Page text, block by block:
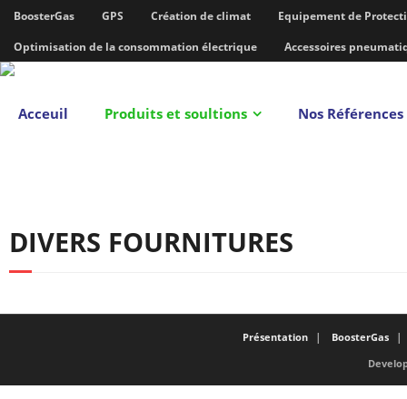
BoosterGas GPS Création de climat
Equipement de
Optimisation de la consommation électrique
Accessoires
Acceuil Produits et soultions Nos Références
DIVERS FOURNITURES
Présentation
BoosterGas